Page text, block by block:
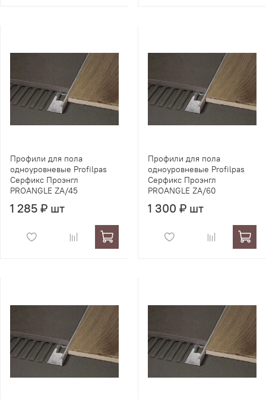
Профили для пола
одноуровневые Profilpas
Серфикс Проэнгл
PROANGLE ZA/45
1 285 ₽ шт
Профили для пола
одноуровневые Profilpas
Серфикс Проэнгл
PROANGLE ZA/60
1 300 ₽ шт